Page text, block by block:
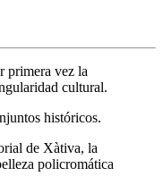
primera vez la
cultural.
históricos.
de Xàtiva, la
policromática